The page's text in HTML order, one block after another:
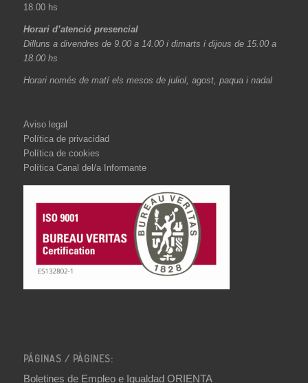
18.00 hs
Horari d’atenció presencial
Dilluns a divendres de 9.00 a 14.00 i dimarts i dijous de 15.00 a
18.00 hs
Horari només de matí els mesos de juliol, agost, paqua i nadal
Aviso legal
Política de privacidad
Política de cookies
Política Canal del/a Informante
PÁGINAS / PÀGINES:
Boletines de Empleo e Igualdad ORIENTA